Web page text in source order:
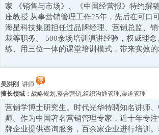
家 《销售与市场》、《中国经营报》特约撰
座教授 从事营销管理工作25年，先后在可口
海星科技集团担任过品牌经理、营销总监、
裁等职务。 500余场培训演讲经验，权威理
练、用三位一体的课堂培训模式，带来实效
吴洪刚 讲师
擅长领域： 战略规划 ,整合营销,组织沟通管理,渠道管理
营销学博士研究生。时代光华特聘知名讲师
师。作为中国著名营销管理专家，近十年专
牌企业提供咨询服务，百余家企业进行培训